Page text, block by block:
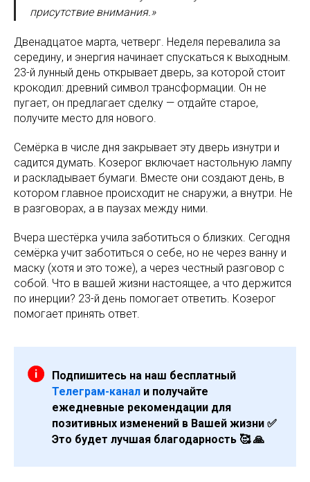
присутствие внимания.»
Двенадцатое марта, четверг. Неделя перевалила за
середину, и энергия начинает спускаться к выходным.
23-й лунный день открывает дверь, за которой стоит
крокодил: древний символ трансформации. Он не
пугает, он предлагает сделку — отдайте старое,
получите место для нового.
Семёрка в числе дня закрывает эту дверь изнутри и
садится думать. Козерог включает настольную лампу
и раскладывает бумаги. Вместе они создают день, в
котором главное происходит не снаружи, а внутри. Не
в разговорах, а в паузах между ними.
Вчера шестёрка учила заботиться о близких. Сегодня
семёрка учит заботиться о себе, но не через ванну и
маску (хотя и это тоже), а через честный разговор с
собой. Что в вашей жизни настоящее, а что держится
по инерции? 23-й день помогает ответить. Козерог
помогает принять ответ.
Подпишитесь на наш бесплатный
Телеграм-канал и получайте
ежедневные рекомендации для
позитивных изменений в Вашей жизни ✅
Это будет лучшая благодарность 🥰 🙏